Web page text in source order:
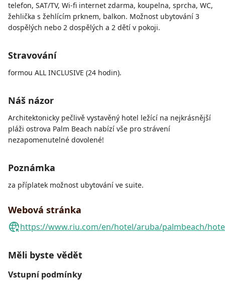
telefon, SAT/TV, Wi-fi internet zdarma, koupelna, sprcha, WC,
žehlička s žehlícím prknem, balkon. Možnost ubytování 3
dospělých nebo 2 dospělých a 2 dětí v pokoji.
Stravování
formou ALL INCLUSIVE (24 hodin).
Náš názor
Architektonicky pečlivě vystavěný hotel ležící na nejkrásnější
pláži ostrova Palm Beach nabízí vše pro strávení
nezapomenutelné dovolené!
Poznámka
za příplatek možnost ubytování ve suite.
Webová stránka
https://www.riu.com/en/hotel/aruba/palmbeach/
Měli byste vědět
Vstupní podmínky